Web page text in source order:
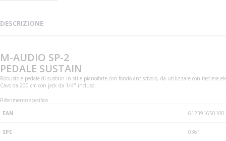
DESCRIZIONE
M-AUDIO SP-2
PEDALE SUSTAIN
Robusto e pedale di sustain in stile pianoforte con fondo antiscivolo, da utilizzare con tastiere
Cavo da 200 cm con jack da 1/4" incluso.
Riferimento specifico
EAN
612391650100
SPC 0361